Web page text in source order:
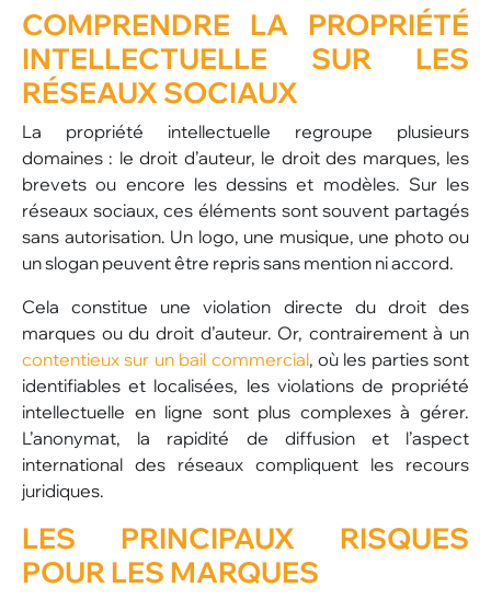
COMPRENDRE LA PROPRIÉTÉ
INTELLECTUELLE SUR LES
RÉSEAUX SOCIAUX
La propriété intellectuelle regroupe plusieurs
domaines : le droit d’auteur, le droit des marques, les
brevets ou encore les dessins et modèles. Sur les
réseaux sociaux, ces éléments sont souvent partagés
sans autorisation. Un logo, une musique, une photo ou
un slogan peuvent être repris sans mention ni accord.
Cela constitue une violation directe du droit des
marques ou du droit d’auteur. Or, contrairement à un
contentieux sur un bail commercial, où les parties sont
identifiables et localisées, les violations de propriété
intellectuelle en ligne sont plus complexes à gérer.
L’anonymat, la rapidité de diffusion et l’aspect
international des réseaux compliquent les recours
juridiques.
LES PRINCIPAUX RISQUES
POUR LES MARQUES